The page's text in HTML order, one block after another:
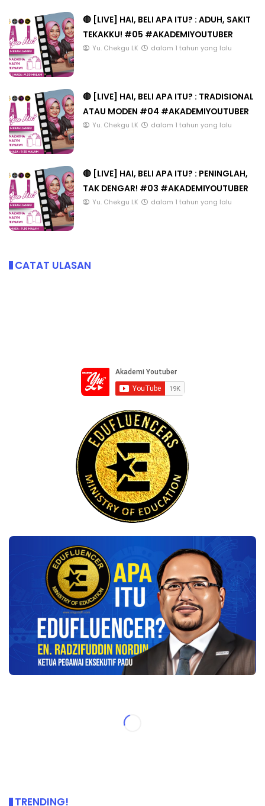
🔴 [LIVE] HAI, BELI APA ITU? : ADUH, SAKIT
TEKAKKU! #05 #AKADEMIYOUTUBER
Yu. Chekgu LK dalam 1 tahun yang lalu
🔴 [LIVE] HAI, BELI APA ITU? : TRADISIONAL
ATAU MODEN #04 #AKADEMIYOUTUBER
Yu. Chekgu LK dalam 1 tahun yang lalu
🔴 [LIVE] HAI, BELI APA ITU? : PENINGLAH,
TAK DENGAR! #03 #AKADEMIYOUTUBER
Yu. Chekgu LK dalam 1 tahun yang lalu
CATAT ULASAN
TRENDING!